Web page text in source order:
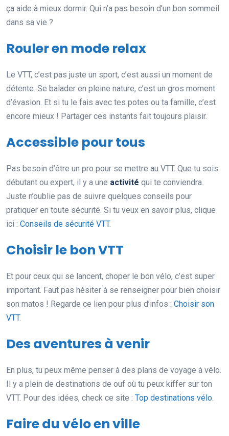
ça aide à mieux dormir. Qui n’a pas besoin d’un bon sommeil
dans sa vie ?
Rouler en mode relax
Le VTT, c’est pas juste un sport, c’est aussi un moment de
détente. Se balader en pleine nature, c’est un gros moment
d’évasion. Et si tu le fais avec tes potes ou ta famille, c’est
encore mieux ! Partager ces instants fait toujours plaisir.
Accessible pour tous
Pas besoin d’être un pro pour se mettre au VTT. Que tu sois
débutant ou expert, il y a une activité qui te conviendra.
Juste n’oublie pas de suivre quelques conseils pour
pratiquer en toute sécurité. Si tu veux en savoir plus, clique
ici : Conseils de sécurité VTT.
Choisir le bon VTT
Et pour ceux qui se lancent, choper le bon vélo, c’est super
important. Faut pas hésiter à se renseigner pour bien choisir
son matos ! Regarde ce lien pour plus d’infos : Choisir son
VTT.
Des aventures à venir
En plus, tu peux même penser à des plans de voyage à vélo.
Il y a plein de destinations de ouf où tu peux kiffer sur ton
VTT. Pour des idées, check ce site : Top destinations vélo.
Faire du vélo en ville